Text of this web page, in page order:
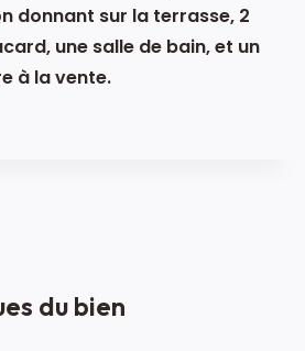
donnant sur la terrasse, 2
une salle de bain, et un
à la vente.
du bien